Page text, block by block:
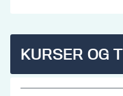
KURSER OG